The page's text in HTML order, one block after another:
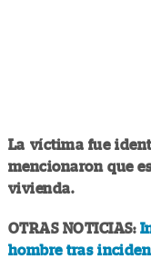
La víctima fue
mencionaron que
vivienda.
OTRAS NOTICIAS:
hombre tras